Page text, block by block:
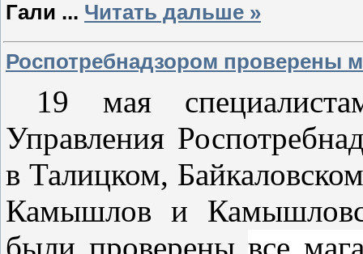
Гали ... Читать дальше »
Роспотребнадзором проверены
19 мая
Управления
в Талицком,
Камышлов и